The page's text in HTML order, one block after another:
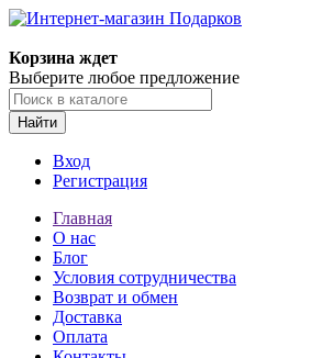
Корзина ждет
Выберите любое предложение
Найти
Вход
Регистрация
Главная
О нас
Блог
Условия сотрудничества
Возврат и обмен
Доставка
Оплата